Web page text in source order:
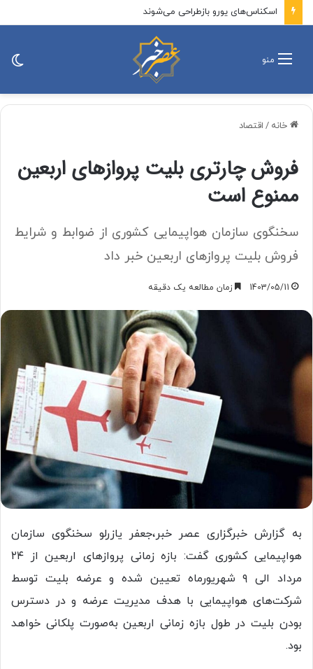
اسکناس‌های یورو بازطراحی می‌شوند
منو
خانه / اقتصاد
فروش چارتری بلیت پروازهای اربعین
ممنوع است
سخنگوی سازمان هواپیمایی کشوری از ضوابط و شرایط
فروش بلیت پروازهای اربعین خبر داد
1403/05/11 زمان مطالعه یک دقیقه
به گزارش خبرگزاری عصر خبر،جعفر یازرلو سخنگوی سازمان
هواپیمایی کشوری گفت: بازه زمانی پروازهای اربعین از ۲۴
مرداد الی ۹ شهریورماه تعیین شده و عرضه بلیت توسط
شرکت‌های هواپیمایی با هدف مدیریت عرضه و در دسترس
بودن بلیت در طول بازه زمانی اربعین به‌صورت پلکانی خواهد
بود.